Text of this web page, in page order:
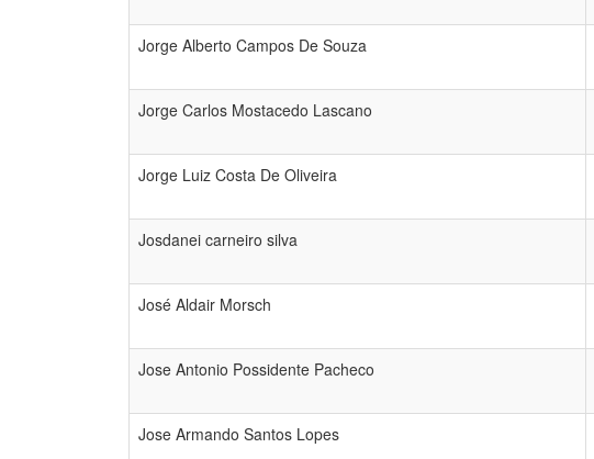
Jorge Alberto Campos De Souza
Jorge Carlos Mostacedo Lascano
Jorge Luiz Costa De Oliveira
Josdanei carneiro silva
José Aldair Morsch
Jose Antonio Possidente Pacheco
Jose Armando Santos Lopes